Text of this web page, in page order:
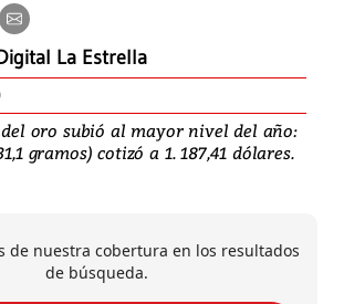
La Estrella
del oro subió al mayor nivel del año:
gramos) cotizó a 1. 187,41 dólares.
de nuestra cobertura en los resultados
de búsqueda.